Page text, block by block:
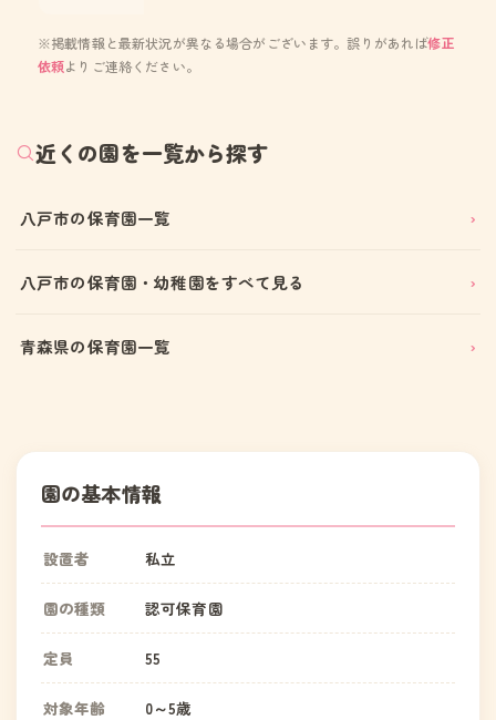
※掲載情報と最新状況が異なる場合がございます。誤りがあれば修正
依頼よりご連絡ください。
近くの園を一覧から探す
八戸市の保育園一覧
八戸市の保育園・幼稚園をすべて見る
青森県の保育園一覧
園の基本情報
設置者 私立
園の種類 認可保育園
定員 55
対象年齢 0～5歳